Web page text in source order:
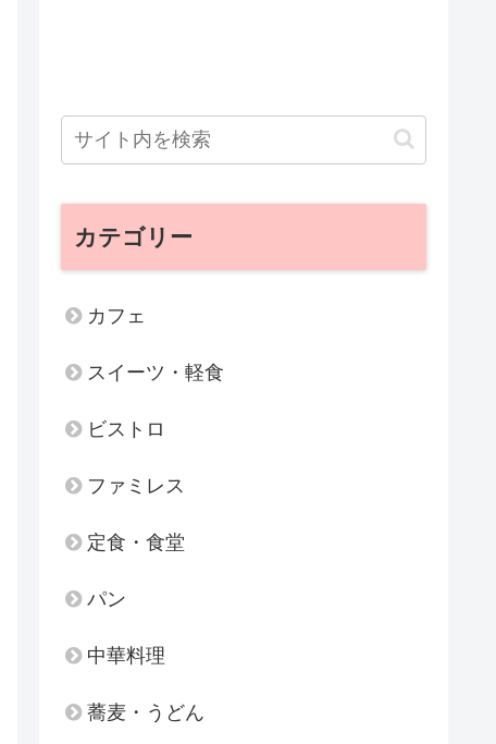
カテゴリー
カフェ
スイーツ・軽食
ビストロ
ファミレス
定食・食堂
パン
中華料理
蕎麦・うどん